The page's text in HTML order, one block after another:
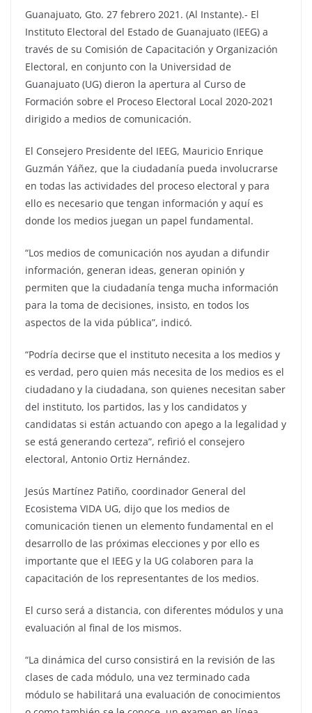
Guanajuato, Gto. 27 febrero 2021. (Al Instante).- El
Instituto Electoral del Estado de Guanajuato (IEEG) a
través de su Comisión de Capacitación y Organización
Electoral, en conjunto con la Universidad de
Guanajuato (UG) dieron la apertura al Curso de
Formación sobre el Proceso Electoral Local 2020-2021
dirigido a medios de comunicación.
El Consejero Presidente del IEEG, Mauricio Enrique
Guzmán Yáñez, que la ciudadanía pueda involucrarse
en todas las actividades del proceso electoral y para
ello es necesario que tengan información y aquí es
donde los medios juegan un papel fundamental.
“Los medios de comunicación nos ayudan a difundir
información, generan ideas, generan opinión y
permiten que la ciudadanía tenga mucha información
para la toma de decisiones, insisto, en todos los
aspectos de la vida pública”, indicó.
“Podría decirse que el instituto necesita a los medios y
es verdad, pero quien más necesita de los medios es el
ciudadano y la ciudadana, son quienes necesitan saber
del instituto, los partidos, las y los candidatos y
candidatas si están actuando con apego a la legalidad y
se está generando certeza”, refirió el consejero
electoral, Antonio Ortiz Hernández.
Jesús Martínez Patiño, coordinador General del
Ecosistema VIDA UG, dijo que los medios de
comunicación tienen un elemento fundamental en el
desarrollo de las próximas elecciones y por ello es
importante que el IEEG y la UG colaboren para la
capacitación de los representantes de los medios.
El curso será a distancia, con diferentes módulos y una
evaluación al final de los mismos.
“La dinámica del curso consistirá en la revisión de las
clases de cada módulo, una vez terminado cada
módulo se habilitará una evaluación de conocimientos